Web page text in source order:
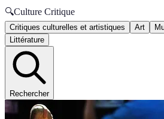
🔍Culture Critique
Critiques culturelles et artistiques Art
Littérature
Rechercher